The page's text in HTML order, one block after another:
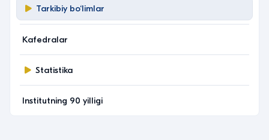
Tarkibiy bo‘limlar
Kafedralar
Statistika
Institutning 90 yilligi